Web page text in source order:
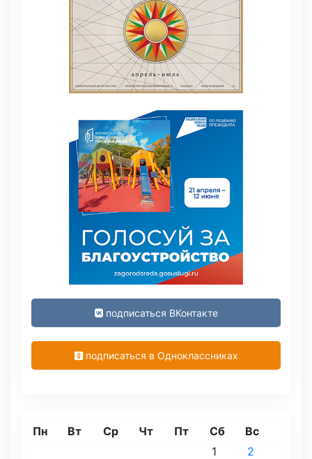
подписаться ВКонтакте
подписаться в Одноклассниках
Пн Вт Ср Чт Пт Сб Вс
1
2